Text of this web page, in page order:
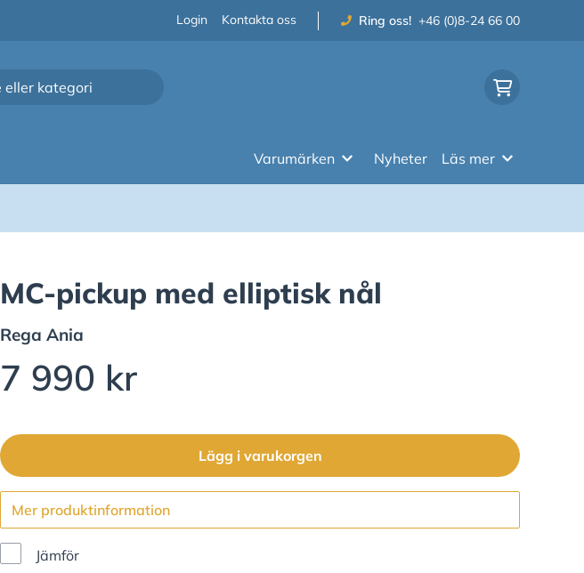
Login Kontakta oss Ring oss! +46 (0)8-24 66 00
Varumärken Nyheter Läs mer
MC-pickup med elliptisk nål
Rega Ania
7 990 kr
Lägg i varukorgen
Mer produktinformation
Jämför